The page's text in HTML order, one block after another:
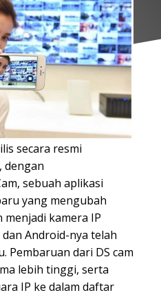
secara resmi
dengan
sebuah aplikasi
yang mengubah
kamera IP
dan Android-nya telah
Pembaruan dari DS cam
lebih tinggi, serta
IP ke dalam daftar